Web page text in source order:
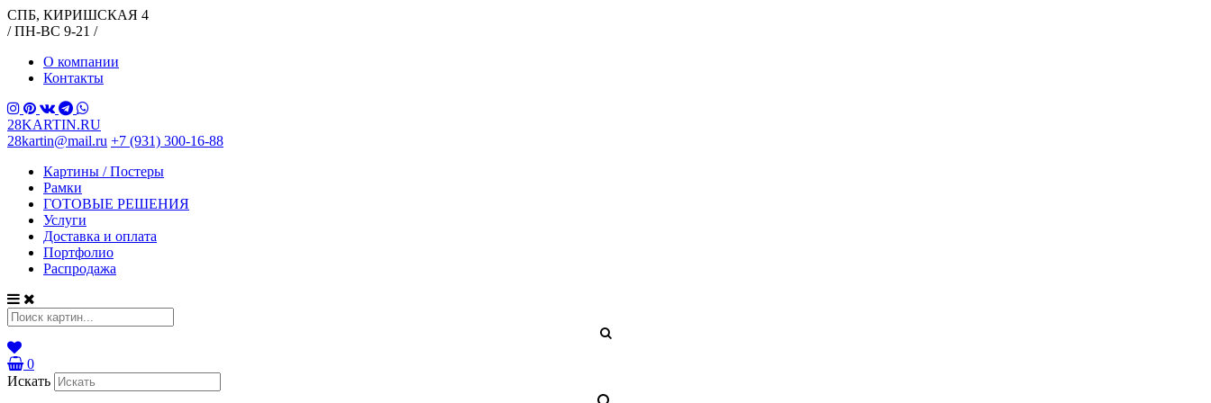
СПБ, КИРИШСКАЯ 4
/ ПН-ВС 9-21 /
О компании
Контакты
28KARTIN.RU
28kartin@mail.ru +7 (931) 300-16-88
Картины / Постеры
Рамки
ГОТОВЫЕ РЕШЕНИЯ
Услуги
Доставка и оплата
Портфолио
Распродажа
0
Искать